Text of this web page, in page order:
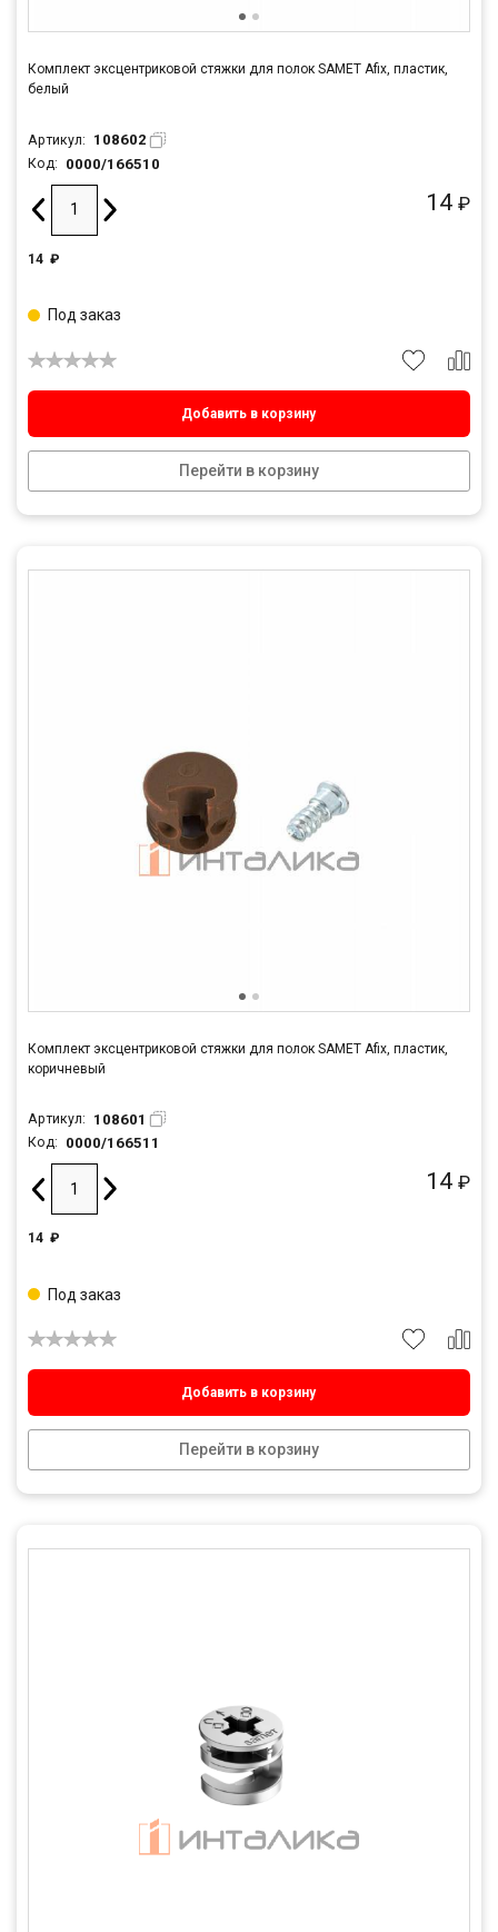
Комплект эксцентриковой стяжки для полок SAMET Afix, пластик,
белый
Артикул: 108602
Код: 0000/166510
14 ₽
14 ₽
Добавить в корзину
Перейти в корзину
Под заказ
Комплект эксцентриковой стяжки для полок SAMET Afix, пластик,
коричневый
Артикул: 108601
Код: 0000/166511
14 ₽
14 ₽
Добавить в корзину
Перейти в корзину
Под заказ